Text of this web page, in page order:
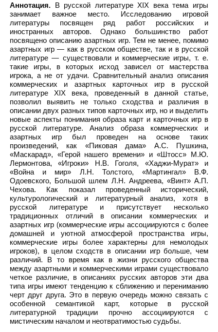
Аннотация. В русской литературе XIX века тема игры
занимает важное место. Исследованию игровой
литературы посвящен ряд работ российских и
иностранных авторов. Однако большинство работ
посвящено описанию азартных игр. Тем не менее, помимо
азартных игр — как в русском обществе, так и в русской
литературе — существовали и коммерческие игры, т. е.
такие игры, в которых исход зависел от мастерства
игрока, а не от удачи. Сравнительный анализ описания
коммерческих и азартных карточных игр в русской
литературе XIX века, проведенный в данной статье,
позволил выявить не только сходства и различия в
описании двух разных типов карточных игр, но и выделить
новые аспекты понимания образа карт и карточных игр в
русской литературе. Анализ образа коммерческих и
азартных игр был проведен на основе таких
произведений, как «Пиковая дама» А.С. Пушкина,
«Маскарад», «Герой нашего времени» и «Штосс» М.Ю.
Лермонтова, «Игроки» Н.В. Гоголя, «Хаджи-Мурат» и
«Война и мир» Л.Н. Толстого, «Мартингал» В.Ф.
Одоевского, Большой шлем Л.Н. Андреева, «Винт» А.П.
Чехова. Как показал проведенный исторический,
культурологический и литературный анализ, хотя в
русской литературе и присутствует несколько
традиционных отличий в описании коммерческих и
азартных игр (коммерческие игры ассоциируются с более
домашней и уютной атмосферой пространства игры,
коммерческие игры более характерны для немолодых
игроков), в целом сходств в описании игр больше, чем
различий. В то время как в жизни русского общества
между азартными и коммерческими играми существовало
четкое различие, в описаниях русских авторов эти два
типа игры имеют тенденцию к сближению и перениманию
черт друг друга. Это в первую очередь можно связать с
особенной семантикой карт, которые в русской
литературной традиции прочно ассоциируются с
мистическим началом и неотвратимостью судьбы.